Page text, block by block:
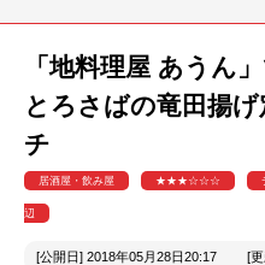
「地料理屋 あうん
とろさばの竜田揚
チ
居酒屋・飲み屋 ★★★☆☆☆
辺
[公開日] 2018年05月28日20:17 [更